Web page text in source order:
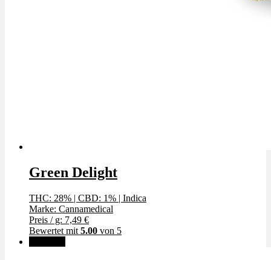
Green Delight
THC: 28% | CBD: 1% | Indica
Marke: Cannamedical
Preis / g: 7,49 €
Bewertet mit 5.00 von 5